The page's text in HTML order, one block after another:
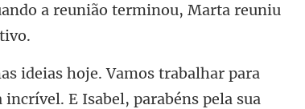
E Isabel, parabéns pela sua